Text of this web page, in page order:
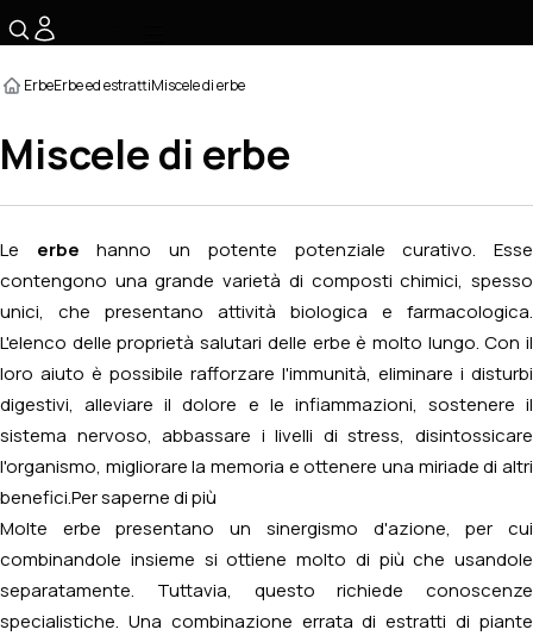
ErbeErbe ed estrattiMiscele di erbe
Miscele di erbe
Le erbe hanno un potente potenziale curativo. Esse
contengono una grande varietà di composti chimici, spesso
unici, che presentano attività biologica e farmacologica.
L'elenco delle proprietà salutari delle erbe è molto lungo. Con il
loro aiuto è possibile rafforzare l'immunità, eliminare i disturbi
digestivi, alleviare il dolore e le infiammazioni, sostenere il
sistema nervoso, abbassare i livelli di stress, disintossicare
l'organismo, migliorare la memoria e ottenere una miriade di altri
benefici. Per saperne di più
Molte erbe presentano un sinergismo d'azione, per cui
combinandole insieme si ottiene molto di più che usandole
separatamente. Tuttavia, questo richiede conoscenze
specialistiche. Una combinazione errata di estratti di piante